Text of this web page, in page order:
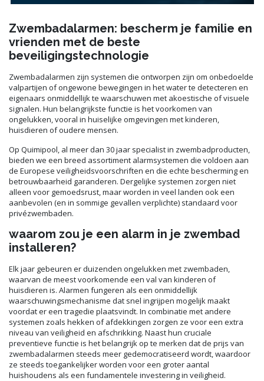
Zwembadalarmen: bescherm je familie en
vrienden met de beste
beveiligingstechnologie
Zwembadalarmen zijn systemen die ontworpen zijn om onbedoelde
valpartijen of ongewone bewegingen in het water te detecteren en
eigenaars onmiddellijk te waarschuwen met akoestische of visuele
signalen. Hun belangrijkste functie is het voorkomen van
ongelukken, vooral in huiselijke omgevingen met kinderen,
huisdieren of oudere mensen.
Op Quimipool, al meer dan 30 jaar specialist in zwembadproducten,
bieden we een breed assortiment alarmsystemen die voldoen aan
de Europese veiligheidsvoorschriften en die echte bescherming en
betrouwbaarheid garanderen. Dergelijke systemen zorgen niet
alleen voor gemoedsrust, maar worden in veel landen ook een
aanbevolen (en in sommige gevallen verplichte) standaard voor
privézwembaden.
waarom zou je een alarm in je zwembad
installeren?
Elk jaar gebeuren er duizenden ongelukken met zwembaden,
waarvan de meest voorkomende een val van kinderen of
huisdieren is. Alarmen fungeren als een onmiddellijk
waarschuwingsmechanisme dat snel ingrijpen mogelijk maakt
voordat er een tragedie plaatsvindt. In combinatie met andere
systemen zoals hekken of afdekkingen zorgen ze voor een extra
niveau van veiligheid en afschrikking. Naast hun cruciale
preventieve functie is het belangrijk op te merken dat de prijs van
zwembadalarmen steeds meer gedemocratiseerd wordt, waardoor
ze steeds toegankelijker worden voor een groter aantal
huishoudens als een fundamentele investering in veiligheid.